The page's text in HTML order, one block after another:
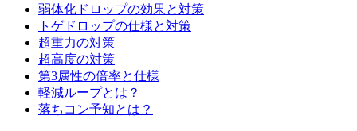
弱体化ドロップの効果と対策
トゲドロップの仕様と対策
超重力の対策
超高度の対策
第3属性の倍率と仕様
軽減ループとは？
落ちコン予知とは？